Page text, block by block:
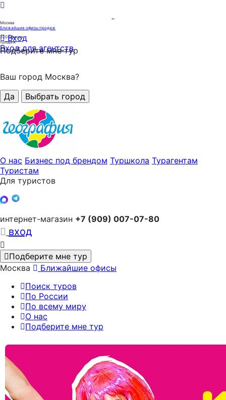
Москва
Ближайшие офисы продаж
320офисов
продаж
Вход
Вход для агентств
Подберите мне тур
Ваш город Москва?
Да
Выбрать город
О нас Бизнес под брендом Туршкола Турагентам
Туристам
Для туристов
интернет-магазин +7 (909) 007-07-80
вход
Подберите мне тур
Москва
Ближайшие офисы
Поиск туров
По России
По всему миру
О нас
Подберите мне тур